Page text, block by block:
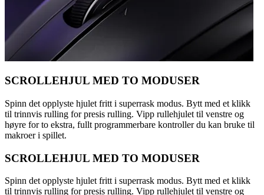
SCROLLEHJUL MED TO MODUSER
Spinn det opplyste hjulet fritt i superrask modus. Bytt med et klikk
til trinnvis rulling for presis rulling. Vipp rullehjulet til venstre og
høyre for to ekstra, fullt programmerbare kontroller du kan bruke til
makroer i spillet.
SCROLLEHJUL MED TO MODUSER
Spinn det opplyste hjulet fritt i superrask modus. Bytt med et klikk
til trinnvis rulling for presis rulling. Vipp rullehjulet til venstre og